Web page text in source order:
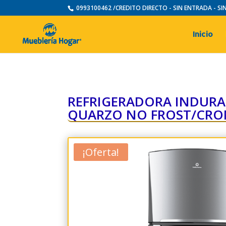
0993100462 /CREDITO DIRECTO - SIN ENTRADA -
Inicio
REFRIGERADORA
QUARZO NO FROST/
¡Oferta!